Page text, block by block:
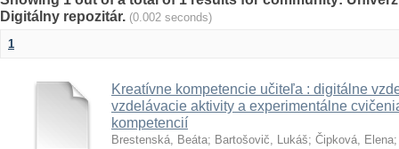
Digitálny repozitár. (0.002 seconds)
1
Kreatívne kompetencie učiteľa : digitálne
vzdelávacie aktivity a experimentálne
kompetencií
Brestenská, Beáta; Bartošovič, Lukáš; Čipková, Elena